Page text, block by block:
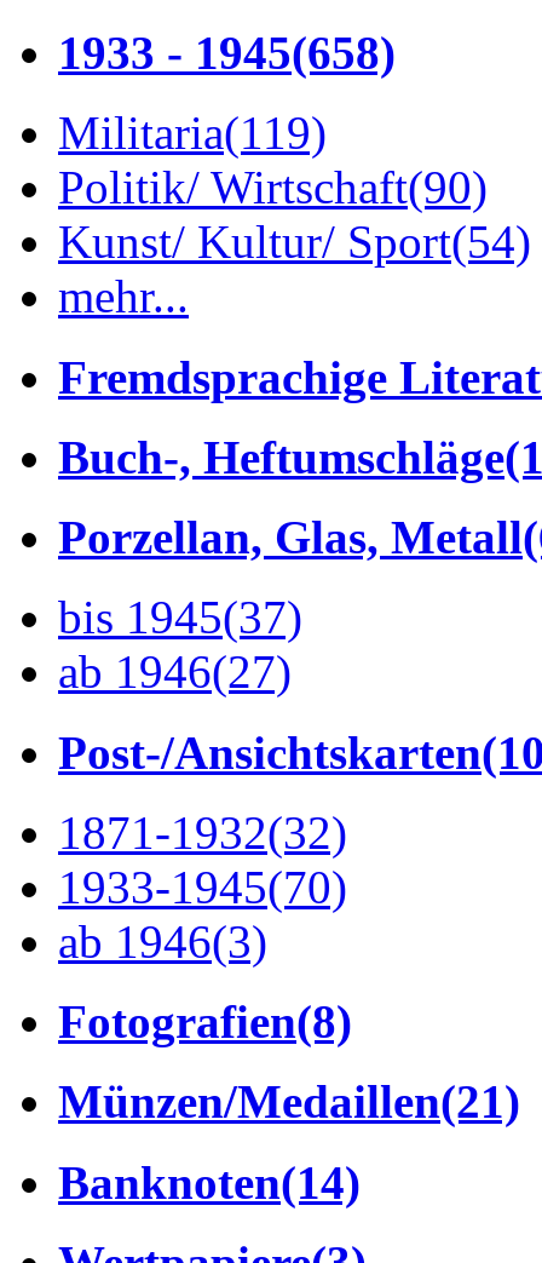
1933 - 1945(658)
Militaria(119)
Politik/ Wirtschaft(90)
Kunst/ Kultur/ Sport(54)
mehr...
Fremdsprachige
Buch-, Heftumschläge
Porzellan, Glas, Metall
bis 1945(37)
ab 1946(27)
Post-/Ansichtskarten
1871-1932(32)
1933-1945(70)
ab 1946(3)
Fotografien(8)
Münzen/Medaillen(21)
Banknoten(14)